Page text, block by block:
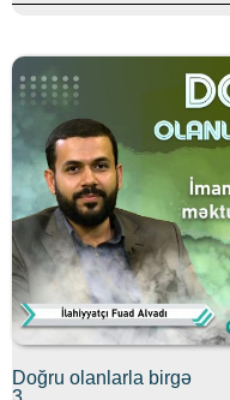
Doğru olanlarla birgə